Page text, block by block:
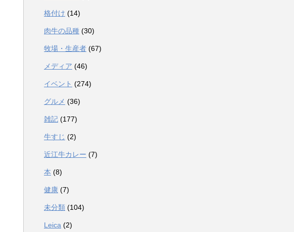
格付け (14)
肉牛の品種 (30)
牧場・生産者 (67)
メディア (46)
イベント (274)
グルメ (36)
雑記 (177)
牛すじ (2)
近江牛カレー (7)
本 (8)
健康 (7)
未分類 (104)
Leica (2)